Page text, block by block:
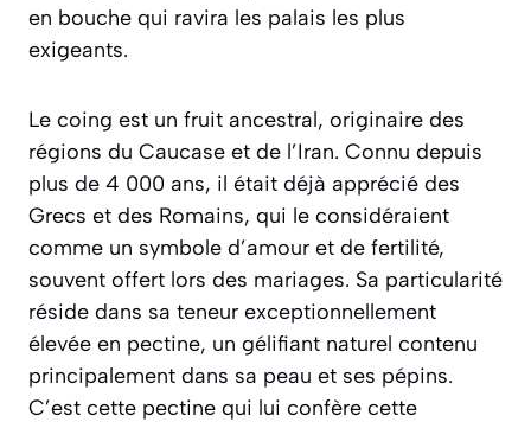
en bouche qui ravira les palais les plus
exigeants.
Le coing est un fruit ancestral, originaire des
régions du Caucase et de l’Iran. Connu depuis
plus de 4 000 ans, il était déjà apprécié des
Grecs et des Romains, qui le considéraient
comme un symbole d’amour et de fertilité,
souvent offert lors des mariages. Sa particularité
réside dans sa teneur exceptionnellement
élevée en pectine, un gélifiant naturel contenu
principalement dans sa peau et ses pépins.
C’est cette pectine qui lui confère cette